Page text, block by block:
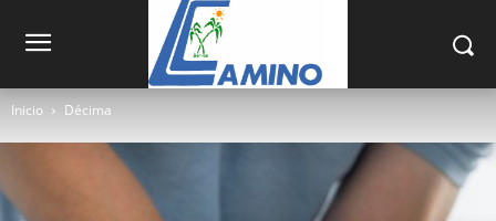
Inicio Décima